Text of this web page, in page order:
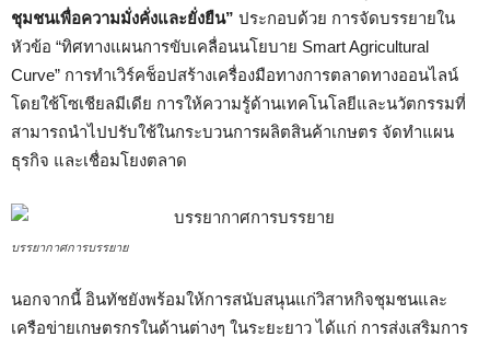
ชุมชนเพื่อความมั่งคั่งและยั่งยืน” ประกอบด้วย การจัดบรรยายใน
หัวข้อ “ทิศทางแผนการขับเคลื่อนนโยบาย Smart Agricultural
Curve” การทำเวิร์คช็อปสร้างเครื่องมือทางการตลาดทางออนไลน์
โดยใช้โซเชียลมีเดีย การให้ความรู้ด้านเทคโนโลยีและนวัตกรรมที่
สามารถนำไปปรับใช้ในกระบวนการผลิตสินค้าเกษตร จัดทำแผน
ธุรกิจ และเชื่อมโยงตลาด
บรรยากาศการบรรยาย
นอกจากนี้ อินทัชยังพร้อมให้การสนับสนุนแก่วิสาหกิจชุมชนและ
เครือข่ายเกษตรกรในด้านต่างๆ ในระยะยาว ได้แก่ การส่งเสริมการ